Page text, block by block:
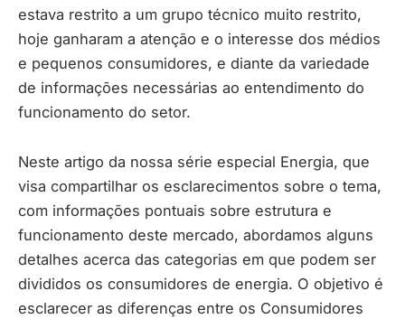
estava restrito a um grupo técnico muito restrito,
hoje ganharam a atenção e o interesse dos médios
e pequenos consumidores, e diante da variedade
de informações necessárias ao entendimento do
funcionamento do setor.
Neste artigo da nossa série especial Energia, que
visa compartilhar os esclarecimentos sobre o tema,
com informações pontuais sobre estrutura e
funcionamento deste mercado, abordamos alguns
detalhes acerca das categorias em que podem ser
divididos os consumidores de energia. O objetivo é
esclarecer as diferenças entre os Consumidores